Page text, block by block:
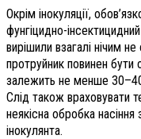
Окрім інокуляції,
фунгіцидно-
вирішили взагалі нічим
протруйник повинен бути
залежить не менше
Слід також враховувати
неякісна обробка
інокулянта.